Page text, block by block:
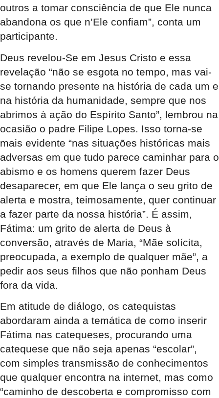
outros a tomar consciência de que Ele nunca
abandona os que n’Ele confiam”, conta um
participante.
Deus revelou-Se em Jesus Cristo e essa
revelação “não se esgota no tempo, mas vai-
se tornando presente na história de cada um e
na história da humanidade, sempre que nos
abrimos à ação do Espírito Santo”, lembrou na
ocasião o padre Filipe Lopes. Isso torna-se
mais evidente “nas situações históricas mais
adversas em que tudo parece caminhar para o
abismo e os homens querem fazer Deus
desaparecer, em que Ele lança o seu grito de
alerta e mostra, teimosamente, quer continuar
a fazer parte da nossa história”. É assim,
Fátima: um grito de alerta de Deus à
conversão, através de Maria, “Mãe solícita,
preocupada, a exemplo de qualquer mãe”, a
pedir aos seus filhos que não ponham Deus
fora da vida.
Em atitude de diálogo, os catequistas
abordaram ainda a temática de como inserir
Fátima nas catequeses, procurando uma
catequese que não seja apenas “escolar”,
com simples transmissão de conhecimentos
que qualquer encontra na internet, mas como
“caminho de descoberta e compromisso com